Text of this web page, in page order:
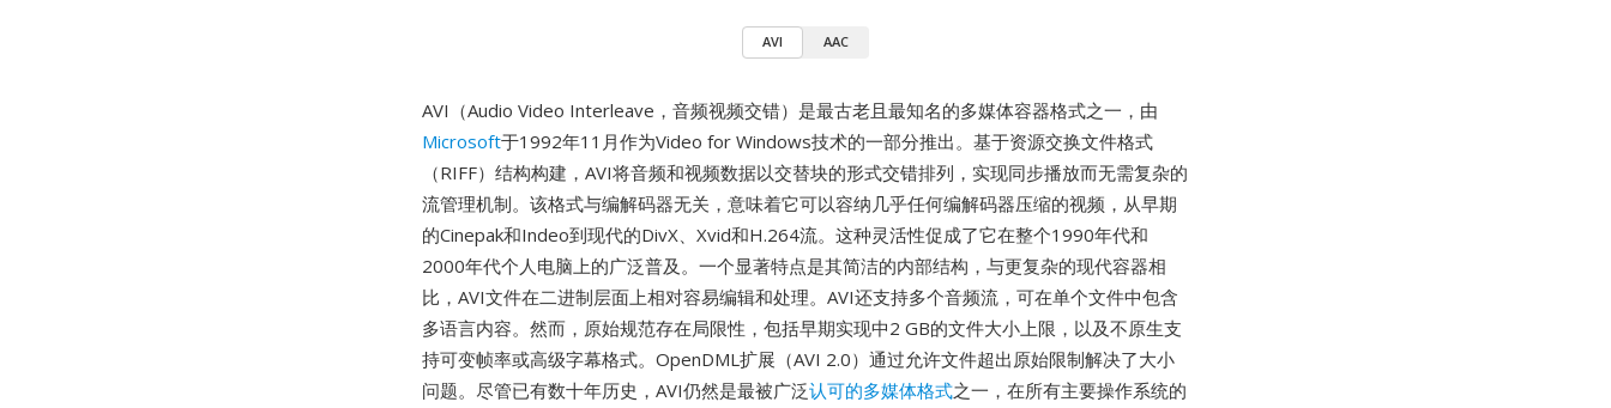
AVI AAC
AVI（Audio Video Interleave，音频视频交错）是最古老且最知名的多媒体容器格式之一，由
Microsoft于1992年11月作为Video for Windows技术的一部分推出。基于资源交换文件格式
（RIFF）结构构建，AVI将音频和视频数据以交替块的形式交错排列，实现同步播放而无需复杂的
流管理机制。该格式与编解码器无关，意味着它可以容纳几乎任何编解码器压缩的视频，从早期
的Cinepak和Indeo到现代的DivX、Xvid和H.264流。这种灵活性促成了它在整个1990年代和
2000年代个人电脑上的广泛普及。一个显著特点是其简洁的内部结构，与更复杂的现代容器相
比，AVI文件在二进制层面上相对容易编辑和处理。AVI还支持多个音频流，可在单个文件中包含
多语言内容。然而，原始规范存在局限性，包括早期实现中2 GB的文件大小上限，以及不原生支
持可变帧率或高级字幕格式。OpenDML扩展（AVI 2.0）通过允许文件超出原始限制解决了大小
问题。尽管已有数十年历史，AVI仍然是最被广泛认可的多媒体格式之一，在所有主要操作系统的